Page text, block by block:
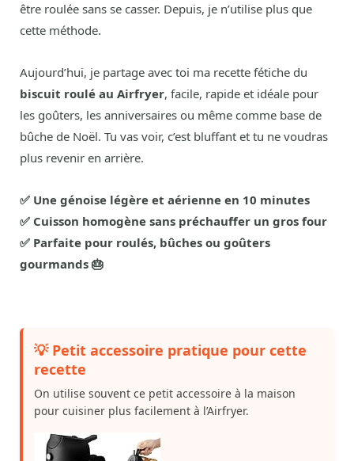
être roulée sans se casser. Depuis, je n’utilise plus que
cette méthode.
Aujourd’hui, je partage avec toi ma recette fétiche du
biscuit roulé au Airfryer, facile, rapide et idéale pour
les goûters, les anniversaires ou même comme base de
bûche de Noël. Tu vas voir, c’est bluffant et tu ne voudras
plus revenir en arrière.
✅ Une génoise légère et aérienne en 10 minutes
✅ Cuisson homogène sans préchauffer un gros four
✅ Parfaite pour roulés, bûches ou goûters
gourmands 🎂
💡 Petit accessoire pratique pour cette
recette
On utilise souvent ce petit accessoire à la maison
pour cuisiner plus facilement à l’Airfryer.